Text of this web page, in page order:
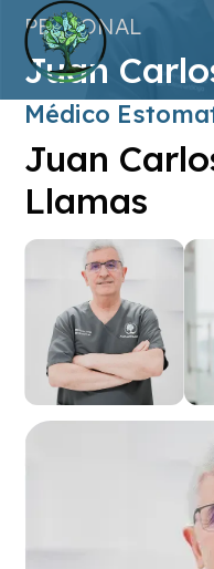
PERSONAL
Juan
Médico
Juan
Llamas